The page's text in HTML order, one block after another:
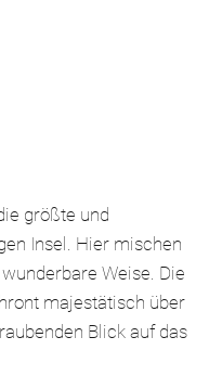
größte und
Insel. Hier mischen
Weise. Die
majestätisch über
Blick auf das